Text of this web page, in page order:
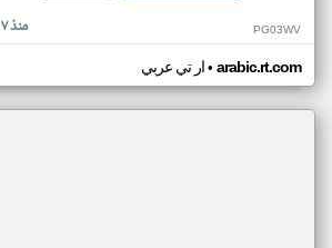
منذ ٧ أشهر PG03WV
ار تي عربي• arabic.rt.com